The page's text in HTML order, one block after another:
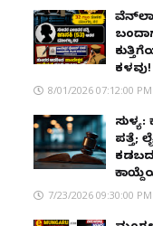
ಕಳವು!
8/01/2026 07:12:00 PM
ಸುಳ್ಯ:
ಪತ್ತೆ;
7/23/2026 09:30:00 PM